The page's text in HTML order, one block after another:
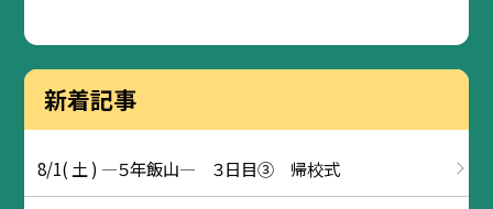
新着記事
8/1( 土 ) ―５年飯山― ３日目③ 帰校式